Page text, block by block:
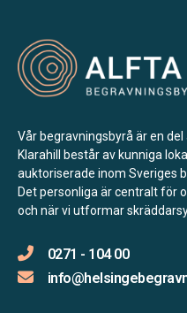
Vår begravningsbyrå är en del
Klarahill består av kunniga
auktoriserade inom Sveriges
Det personliga är centralt för
och när vi utformar
0271 - 104 00